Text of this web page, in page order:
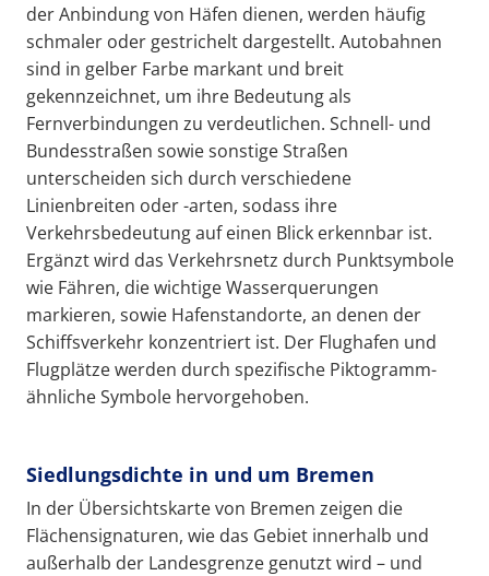
der Anbindung von Häfen dienen, werden häufig
schmaler oder gestrichelt dargestellt. Autobahnen
sind in gelber Farbe markant und breit
gekennzeichnet, um ihre Bedeutung als
Fernverbindungen zu verdeutlichen. Schnell- und
Bundesstraßen sowie sonstige Straßen
unterscheiden sich durch verschiedene
Linienbreiten oder -arten, sodass ihre
Verkehrsbedeutung auf einen Blick erkennbar ist.
Ergänzt wird das Verkehrsnetz durch Punktsymbole
wie Fähren, die wichtige Wasserquerungen
markieren, sowie Hafenstandorte, an denen der
Schiffsverkehr konzentriert ist. Der Flughafen und
Flugplätze werden durch spezifische Piktogramm-
ähnliche Symbole hervorgehoben.
Siedlungsdichte in und um Bremen
In der Übersichtskarte von Bremen zeigen die
Flächensignaturen, wie das Gebiet innerhalb und
außerhalb der Landesgrenze genutzt wird – und